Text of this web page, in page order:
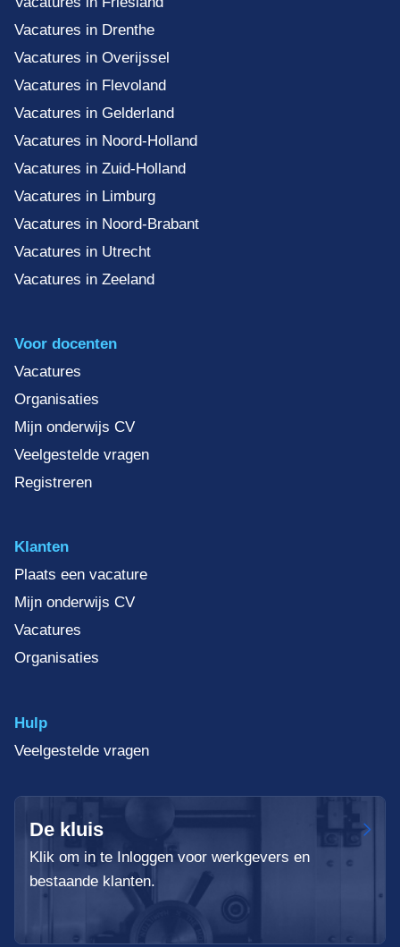
Vacatures in Drenthe
Vacatures in Overijssel
Vacatures in Flevoland
Vacatures in Gelderland
Vacatures in Noord-Holland
Vacatures in Zuid-Holland
Vacatures in Limburg
Vacatures in Noord-Brabant
Vacatures in Utrecht
Vacatures in Zeeland
Voor docenten
Vacatures
Organisaties
Mijn onderwijs CV
Veelgestelde vragen
Registreren
Klanten
Plaats een vacature
Mijn onderwijs CV
Vacatures
Organisaties
Hulp
Veelgestelde vragen
De kluis
Klik om in te Inloggen voor werkgevers en
bestaande klanten.